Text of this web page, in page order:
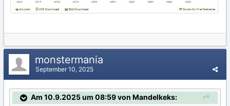
monstermania
September 10, 2025
Am 10.9.2025 um 08:59 von Mandelkeks: